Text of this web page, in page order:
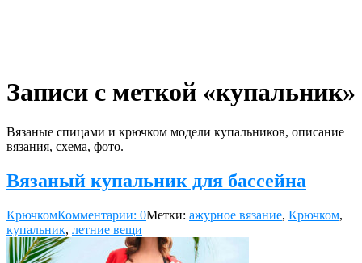
Записи с меткой «купальник»
Вязаные спицами и крючком модели купальников, описание
вязания, схема, фото.
Вязаный купальник для бассейна
КрючкомКомментарии: 0Метки: ажурное вязание, Крючком,
купальник, летние вещи